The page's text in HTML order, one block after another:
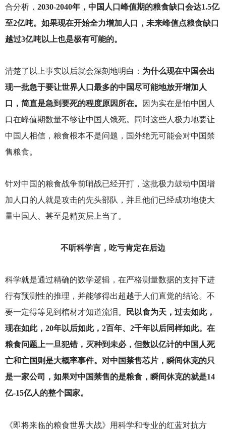
合分析， 2030-2040年，中国人口峰值期的粮食缺口会达1.5亿
至2亿吨。如果现在开始全力增加人口，未来峰值点粮食缺口
越过3亿吨以上也是极有可能的。
清楚了以上事实以后就会深刻地明白： 为什么现在中国会出
现一批急于要让世界人口最多的中国尽可能地放开增加人
口，简直是急到要死的程度原因所在。
因为实在是怕中国人
口在峰值期数量不够让中国人饿死。同时这些人极力地要让
中国人相信，粮食根本不是问题，国外绝无可能会对中国禁
售粮食。
针对中国的粮食战争前哨战已经开打，这批极力鼓动中国增
加人口的人就是攻击的先头部队，并且他们已经成功地使大
量中国人、甚至是精英层上当了。
不听科学言，吃亏肯定在后边
科学就是通过精确的数学逻辑，在严格测量数据的支持下进
行有预测性的推理，并能够得出超越于人们直觉的结论。不
要一定得等见到棺材才知道流泪。 民以食为天，过去如此，
现在如此，20年以后如此，2百年、2千年以后同样如此。在
粮食问题上一旦犯错，灭种到未必，但数以亿计的中国人死
亡和亡国则是大概率事件。对中国禁售芯片，瞬间休克的只
是一家公司，如果对中国禁售的是粮食，瞬间休克的就是14
亿-15亿人的整个国家。
《即将来临的粮食世界大战》用科学和专业的红蓝对抗方